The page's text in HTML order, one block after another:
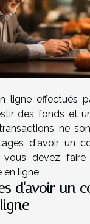
ligne effectués
des fonds et
ne
d'avoir un
vous devez
en ligne
d'avoir un